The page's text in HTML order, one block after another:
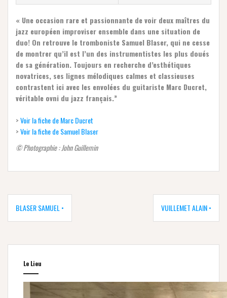
« Une occasion rare et passionnante de voir deux maîtres du
jazz européen improviser ensemble dans une situation de
duo! On retrouve le tromboniste Samuel Blaser, qui ne cesse
de montrer qu’il est l’un des instrumentistes les plus doués
de sa génération. Toujours en recherche d’esthétiques
novatrices, ses lignes mélodiques calmes et classieuses
contrastent ici avec les envolées du guitariste Marc Ducret,
véritable ovni du jazz français.”
>Voir la fiche de Marc Ducret
>Voir la fiche de Samuel Blaser
© Photographie : John Guillemin
Navigation
l’article
BLASER SAMUEL • VUILLEMET ALAIN •
Le Lieu